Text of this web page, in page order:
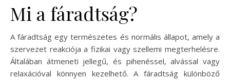
Mi a fáradtság?
A fáradtság egy természetes és normális állapot, amely a
szervezet reakciója a fizikai vagy szellemi megterhelésre.
Általában átmeneti jellegű, és pihenéssel, alvással vagy
relaxációval könnyen kezelhető. A fáradtság különböző